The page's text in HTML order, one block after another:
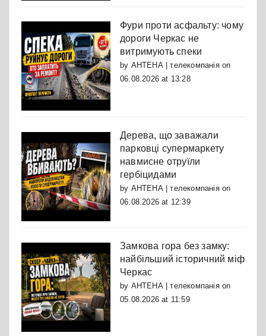
Фури проти асфальту: чому
дороги Черкас не
витримують спеки
by АНТЕНА | телекомпаніяon
06.08.2026 at 13:28
Дерева, що заважали
парковці супермаркету
навмисне отруїли
гербіцидами
by АНТЕНА | телекомпаніяon
06.08.2026 at 12:39
Замкова гора без замку:
найбільший історичний міф
Черкас
by АНТЕНА | телекомпаніяon
05.08.2026 at 11:59